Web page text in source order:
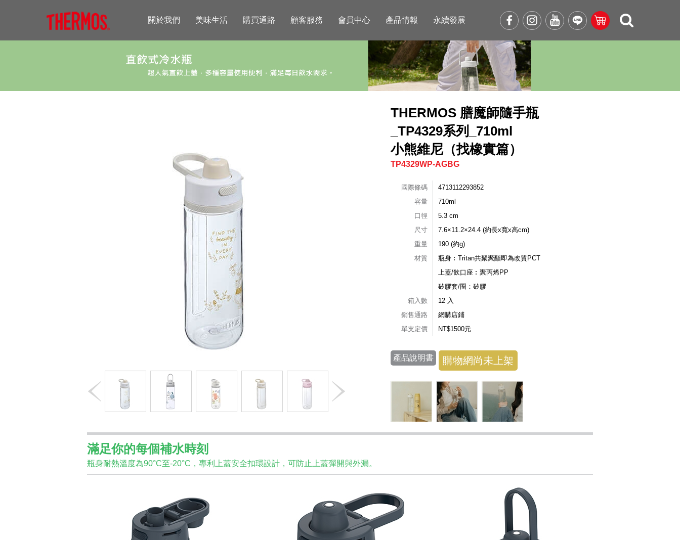
關於我們 美味生活 購買通路 顧客服務 會員中心 產品情報 永續發展
THERMOS 膳魔師隨手瓶
_TP4329系列_710ml
小熊維尼（找橡實篇）
TP4329WP-AGBG
國際條碼
4713112293852
容量
710ml
口徑
5.3 cm
尺寸
7.6×11.2×24.4 (約長x寬x高cm)
重量
190 (約g)
材質
瓶身︰Tritan共聚聚酯即為改質PCT
上蓋/飲口座︰聚丙烯PP
矽膠套/圈：矽膠
箱入數
12 入
銷售通路
網購店鋪
單支定價
NT$1500元
產品說明書 購物網尚未上架
滿足你的每個補水時刻
瓶身耐熱溫度為90°C至-20°C，專利上蓋安全扣環設計，可防止上蓋彈開與外漏。